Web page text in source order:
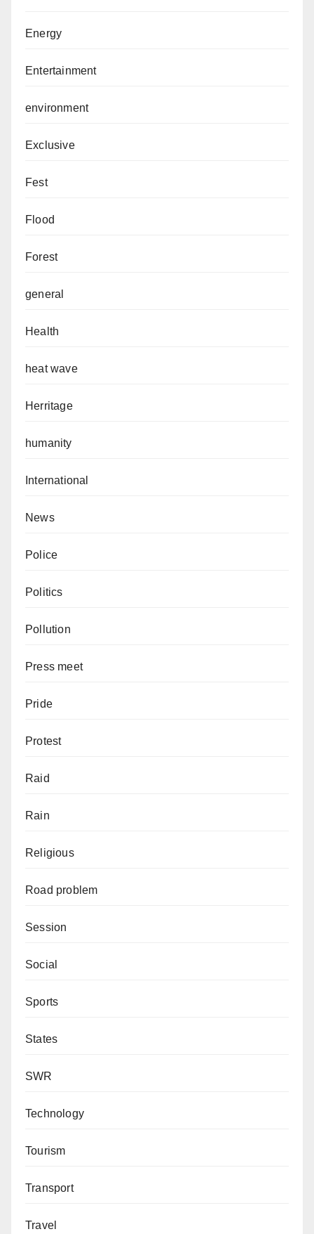
Energy
Entertainment
environment
Exclusive
Fest
Flood
Forest
general
Health
heat wave
Herritage
humanity
International
News
Police
Politics
Pollution
Press meet
Pride
Protest
Raid
Rain
Religious
Road problem
Session
Social
Sports
States
SWR
Technology
Tourism
Transport
Travel